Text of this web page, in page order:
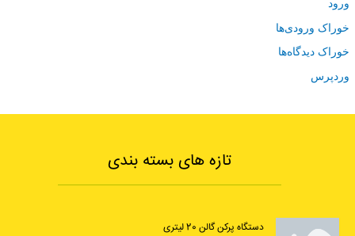
ورود
خوراک ورودی‌ها
خوراک دیدگاه‌ها
وردپرس
تازه های بسته بندی
دستگاه پرکن گالن 20 لیتری